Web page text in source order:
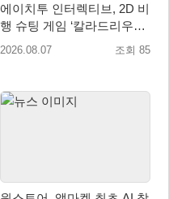
에이치투 인터렉티브, 2D 비
행 슈팅 게임 ‘칼라드리우스
2/다크 엘레멘트’ 올 겨울 전
2026.08.07 조회 85